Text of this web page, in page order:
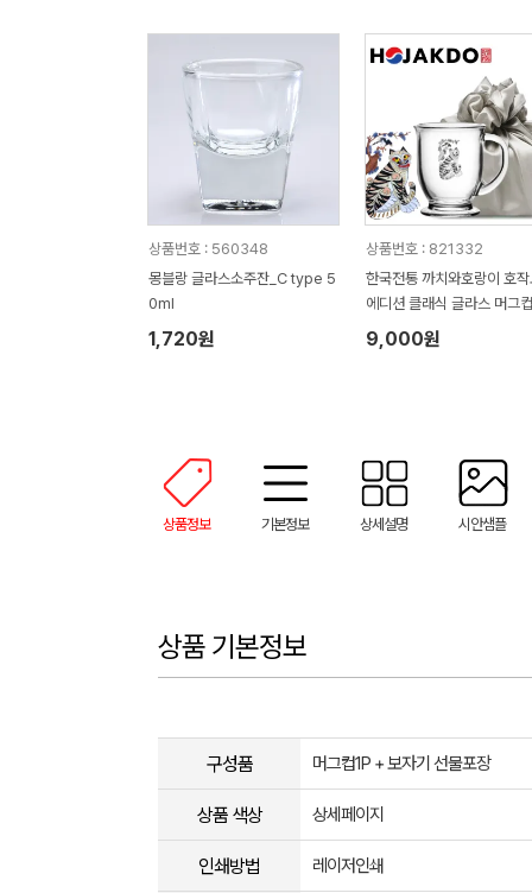
상품번호 : 560348
몽블랑 글라스소주잔_C type 5
0ml
1,720원
상품번호 : 821332
한국전통 까치와호랑이 호작
에디션 클래식 글라스 머그
0ml 보자기 포장
9,000원
상품정보 기본정보 상세설명 시안샘플
상품 기본정보
구성품 머그컵1P + 보자기 선물포장
상품 색상 상세페이지
인쇄방법 레이저인쇄